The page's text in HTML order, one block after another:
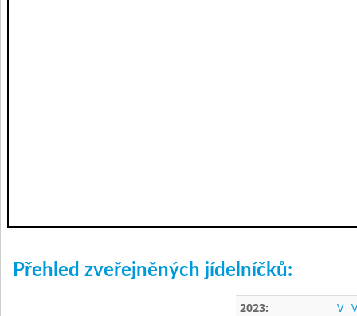
Přehled zveřejněných jídelníčků:
2023: V